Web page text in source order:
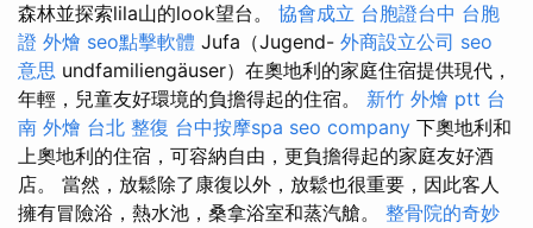
森林並探索lila山的look望台。 協會成立 台胞證台中 台胞
證 外燴 seo點擊軟體 Jufa（Jugend- 外商設立公司 seo
意思 undfamiliengäuser）在奧地利的家庭住宿提供現代，
年輕，兒童友好環境的負擔得起的住宿。 新竹 外燴 ptt 台
南 外燴 台北 整復 台中按摩spa seo company 下奧地利和
上奧地利的住宿，可容納自由，更負擔得起的家庭友好酒
店。 當然，放鬆除了康復以外，放鬆也很重要，因此客人
擁有冒險浴，熱水池，桑拿浴室和蒸汽艙。 整骨院的奇妙